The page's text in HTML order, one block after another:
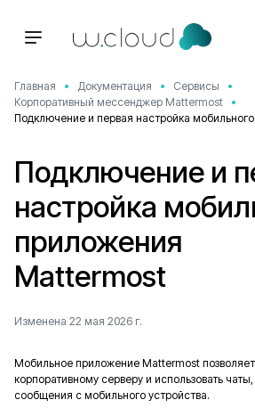
Главная Документация
Сервисы
Корпоративный мессенджер Mattermost
Подключение и первая настройка
Подключение и
настройка
приложения
Mattermost
Изменена 22 мая 2026 г.
Мобильное приложение Mattermost
корпоративному серверу и использовать
сообщения с мобильного устройства.